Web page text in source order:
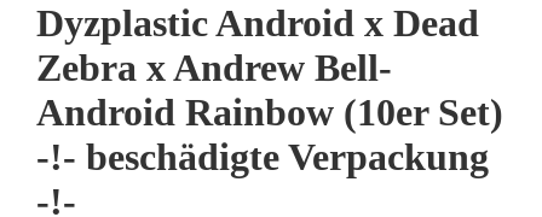
Dyzplastic Android x Dead
Zebra x Andrew Bell-
Android Rainbow (10er Set)
-!- beschädigte Verpackung
-!-